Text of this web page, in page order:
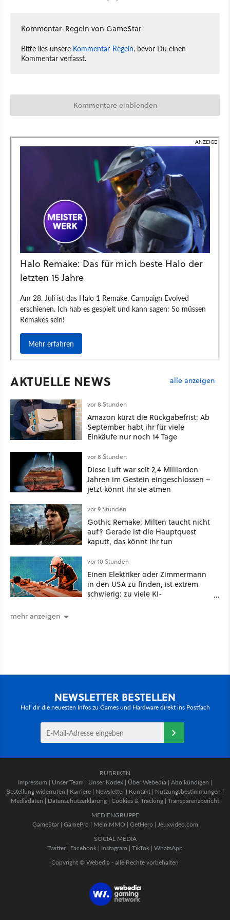
Kommentar-Regeln von GameStar
Bitte lies unsere Kommentar-Regeln, bevor Du einen
Kommentar verfasst.
Kommentare einblenden
AKTUELLE NEWS alle anzeigen
vor 8 Stunden
Amazon kürzt die Rückgabefrist: Ab
September habt ihr für viele
Einkäufe nur noch 14 Tage
vor 8 Stunden
Diese Luft war seit 2,4 Milliarden
Jahren im Gestein eingeschlossen –
jetzt könnt ihr sie atmen
vor 9 Stunden
Gothic Remake: Milten taucht nicht
auf? Gerade ist die Hauptquest
kaputt, das könnt ihr tun
vor 10 Stunden
Einen Elektriker oder Zimmermann
in den USA zu finden, ist extrem
schwierig: zu viele KI-
mehr anzeigen
NEWSLETTER BESTELLEN
Hol' dir die neuesten Infos zu Games und Hardware direkt ins Postfach
RUBRIKEN
Impressum | Unser Team | Unser Kodex | Über Webedia | Abo kündigen |
Bestellung widerrufen | Karriere | Newsletter | Kontakt | Nutzungsbestimmungen |
Mediadaten | Datenschutzerklärung | Cookies & Tracking | Transparenzbericht
MEDIENGRUPPE
GameStar| GamePro | Mein MMO | GetHero | Jeuxvideo.com
SOCIAL MEDIA
Twitter | Facebook | Instagram | TikTok | WhatsApp
Copyright © Webedia - alle Rechte vorbehalten